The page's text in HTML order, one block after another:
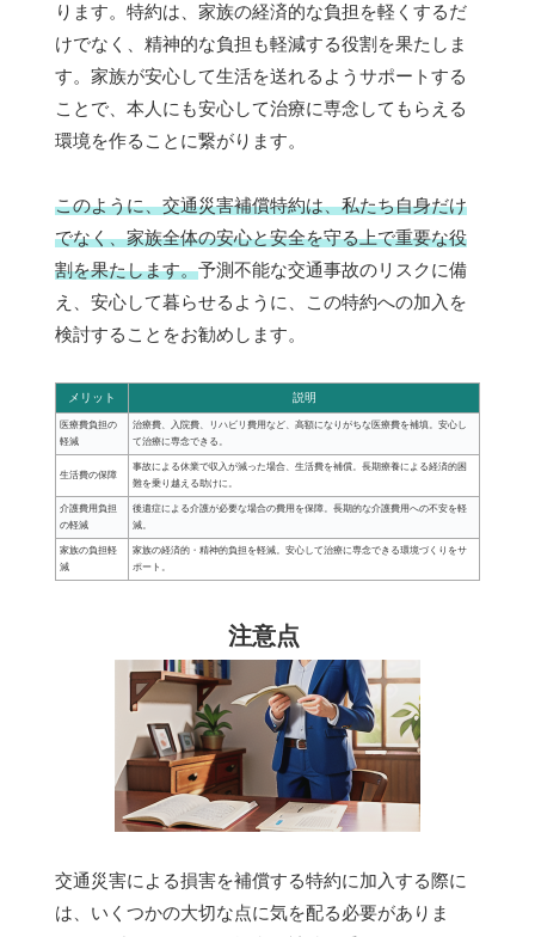
ります。特約は、家族の経済的な負担を軽くするだ
けでなく、精神的な負担も軽減する役割を果たしま
す。家族が安心して生活を送れるようサポートする
ことで、本人にも安心して治療に専念してもらえる
環境を作ることに繋がります。
このように、交通災害補償特約は、私たち自身だけ
でなく、家族全体の安心と安全を守る上で重要な役
割を果たします。予測不能な交通事故のリスクに備
え、安心して暮らせるように、この特約への加入を
検討することをお勧めします。
メリット 説明
医療費負担の
軽減
治療費、入院費、リハビリ費用など、高額になりがちな医療費を補填。安心し
て治療に専念できる。
生活費の保障
事故による休業で収入が減った場合、生活費を補償。長期療養による経済的困
難を乗り越える助けに。
介護費用負担
の軽減
後遺症による介護が必要な場合の費用を保障。長期的な介護費用への不安を軽
減。
家族の負担軽
減
家族の経済的・精神的負担を軽減。安心して治療に専念できる環境づくりをサ
ポート。
注意点
交通災害による損害を補償する特約に加入する際に
は、いくつかの大切な点に気を配る必要がありま